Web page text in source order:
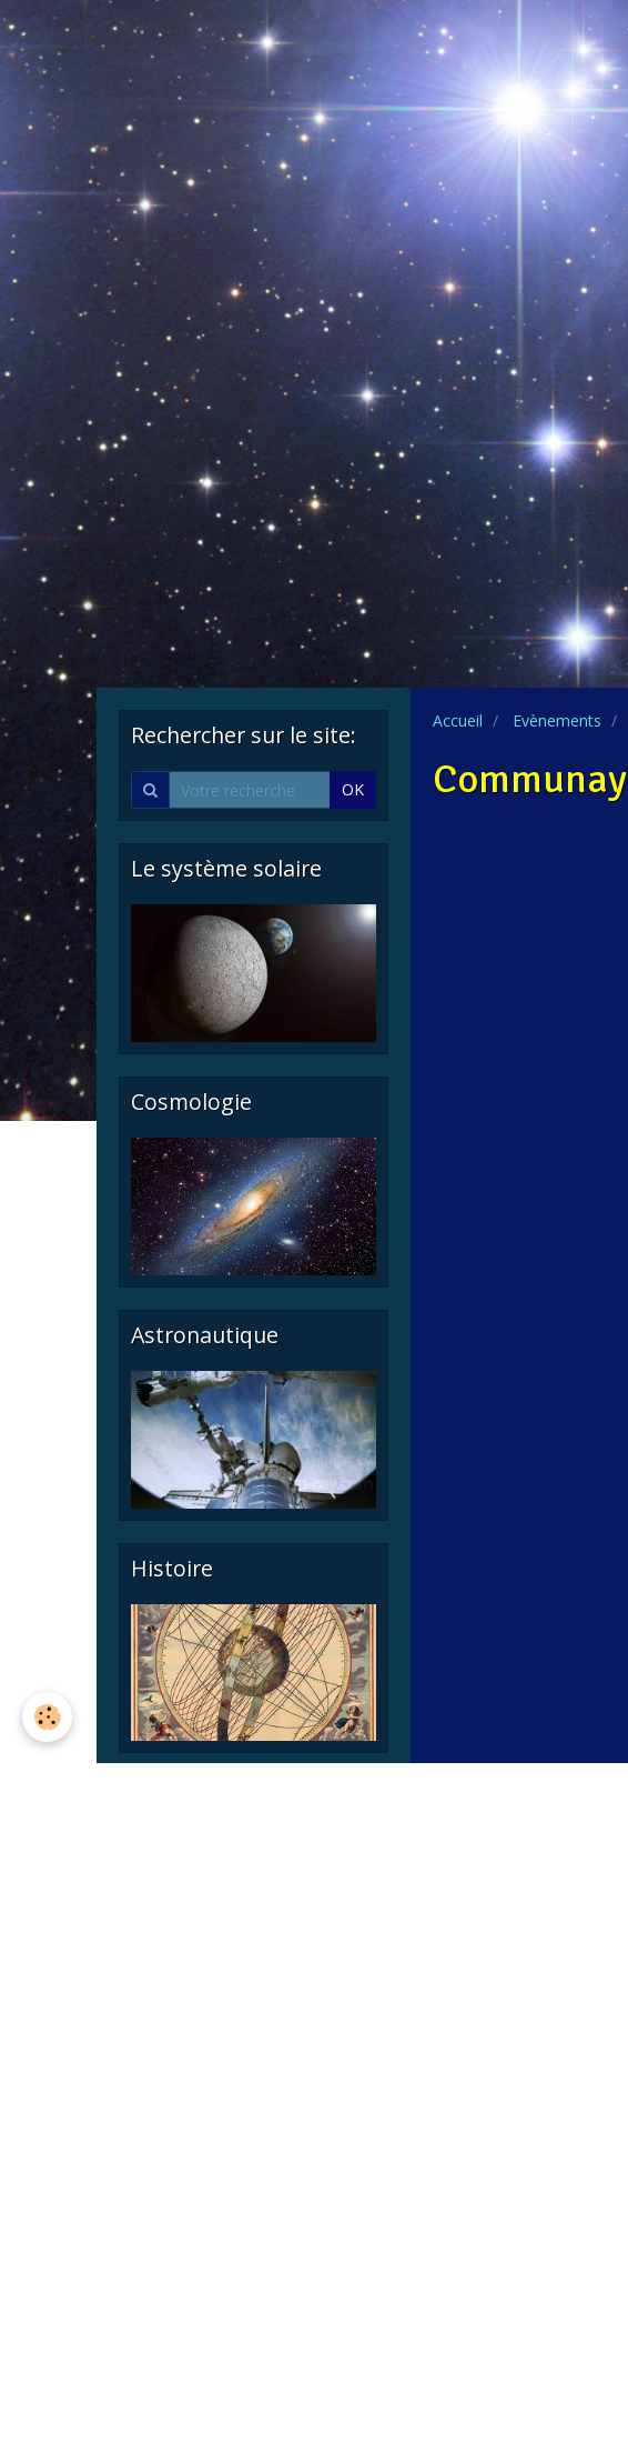
Accueil Evènements
Communay
Rechercher sur le site:
OK
Le système solaire
Cosmologie
Astronautique
Histoire